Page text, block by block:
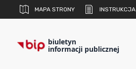
MAPA STRONY INSTRUKCJA
biuletyn
informacji publicznej